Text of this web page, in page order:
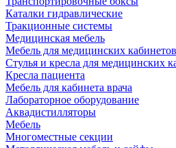
Каталки гидравлические
Тракционные системы
Медицинская мебель
Мебель для медицинских
Стулья и кресла для медицинских
Кресла пациента
Мебель для кабинета врача
Лабораторное оборудование
Аквадистилляторы
Мебель
Многоместные секции